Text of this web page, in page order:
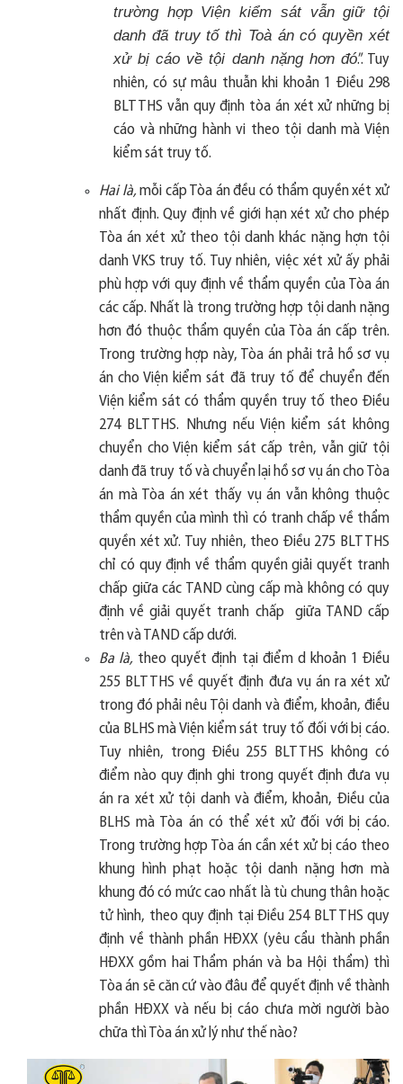
trường hợp Viện kiểm sát vẫn giữ tội
danh đã truy tố thì Toà án có quyền xét
xử bị cáo về tội danh nặng hơn đó.”. Tuy
nhiên, có sự mâu thuẫn khi khoản 1 Điều 298
BLTTHS vẫn quy định tòa án xét xử những bị
cáo và những hành vi theo tội danh mà Viện
kiểm sát truy tố.
Hai là,mỗi cấp Tòa án đều có thẩm quyền xét xử
nhất định. Quy định về giới hạn xét xử cho phép
Tòa án xét xử theo tội danh khác nặng hợn tội
danh VKS truy tố. Tuy nhiên, việc xét xử ấy phải
phù hợp với quy định về thẩm quyền của Tòa án
các cấp. Nhất là trong trường hợp tội danh nặng
hơn đó thuộc thẩm quyền của Tòa án cấp trên.
Trong trường hợp này, Tòa án phải trả hồ sơ vụ
án cho Viện kiểm sát đã truy tố để chuyển đến
Viện kiểm sát có thẩm quyền truy tố theo Điều
274 BLTTHS. Nhưng nếu Viện kiểm sát không
chuyển cho Viện kiểm sát cấp trên, vẫn giữ tội
danh đã truy tố và chuyển lại hồ sơ vụ án cho Tòa
án mà Tòa án xét thấy vụ án vẫn không thuộc
thẩm quyền của mình thì có tranh chấp về thẩm
quyền xét xử. Tuy nhiên, theo Điều 275 BLTTHS
chỉ có quy định về thẩm quyền giải quyết tranh
chấp giữa các TAND cùng cấp mà không có quy
định về giải quyết tranh chấp giữa TAND cấp
trên và TAND cấp dưới.
Ba là, theo quyết định tại điểm d khoản 1 Điều
255 BLTTHS về quyết định đưa vụ án ra xét xử
trong đó phải nêu Tội danh và điểm, khoản, điều
của BLHS mà Viện kiểm sát truy tố đối với bị cáo.
Tuy nhiên, trong Điều 255 BLTTHS không có
điểm nào quy định ghi trong quyết định đưa vụ
án ra xét xử tội danh và điểm, khoản, Điều của
BLHS mà Tòa án có thể xét xử đối với bị cáo.
Trong trường hợp Tòa án cần xét xử bị cáo theo
khung hình phạt hoặc tội danh nặng hơn mà
khung đó có mức cao nhất là tù chung thân hoặc
tử hình, theo quy định tại Điều 254 BLTTHS quy
định về thành phần HĐXX (yêu cẩu thành phần
HĐXX gồm hai Thẩm phán và ba Hội thẩm) thì
Tòa án sẽ căn cứ vào đâu để quyết định về thành
phần HĐXX và nếu bị cáo chưa mời người bào
chữa thì Tòa án xử lý như thế nào?